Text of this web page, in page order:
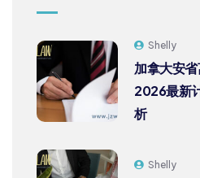
Shelly
加拿大安
2026最新
析
Shelly